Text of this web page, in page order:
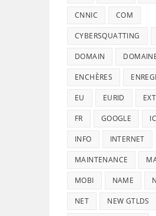
CNNIC COM
CYBERSQUATTING
DOMAIN
ENCHÈRES
EU EURID
FR GOOGLE
INFO INTERNET
MAINTENANCE
MOBI NAME
NET NEW GTLDS